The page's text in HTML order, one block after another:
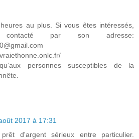
au plus. Si vous êtes intéressés,
par son adresse:
personnes susceptibles de la
2017 à 17:31
d'argent sérieux entre particulier.